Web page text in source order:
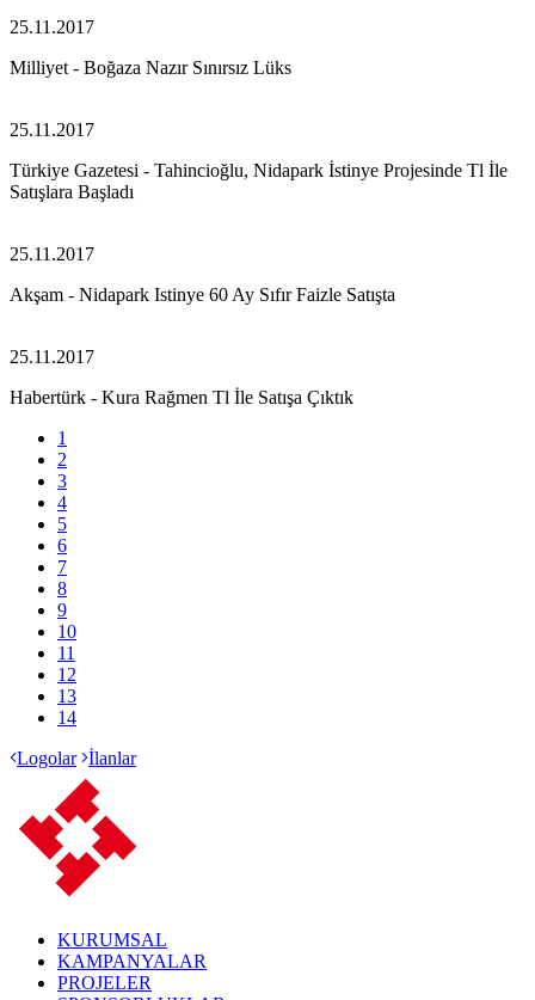
25.11.2017
Milliyet - Boğaza Nazır Sınırsız Lüks
25.11.2017
Türkiye Gazetesi - Tahincioğlu, Nidapark İstinye Projesinde Tl İle
Satışlara Başladı
25.11.2017
Akşam - Nidapark Istinye 60 Ay Sıfır Faizle Satışta
25.11.2017
Habertürk - Kura Rağmen Tl İle Satışa Çıktık
1
2
3
4
5
6
7
8
9
10
11
12
13
14
Logolar İlanlar
KURUMSAL
KAMPANYALAR
PROJELER